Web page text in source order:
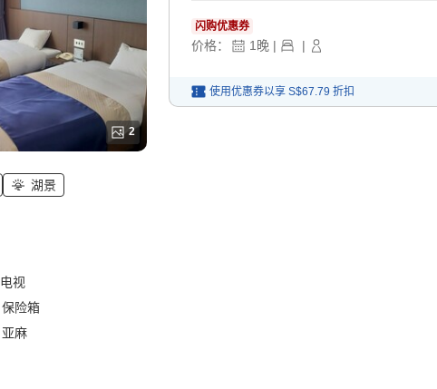
2
湖景
电视
保险箱
亚麻
闪购优惠券
价格： 1晚 | |
使用优惠券以享 S$67.79 折扣